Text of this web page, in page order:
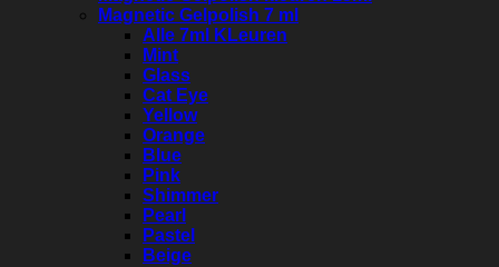
Magnetic Gelpolish 7 ml
Alle 7ml KLeuren
Mint
Glass
Cat Eye
Yellow
Orange
Blue
Pink
Shimmer
Pearl
Pastel
Beige